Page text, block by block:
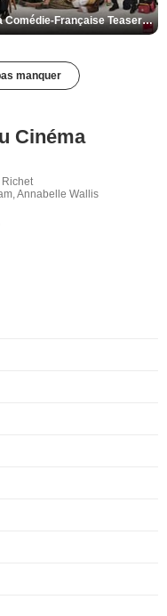
De la Comédie-Française Teaser VF
manquer
Cinéma
Annabelle Wallis